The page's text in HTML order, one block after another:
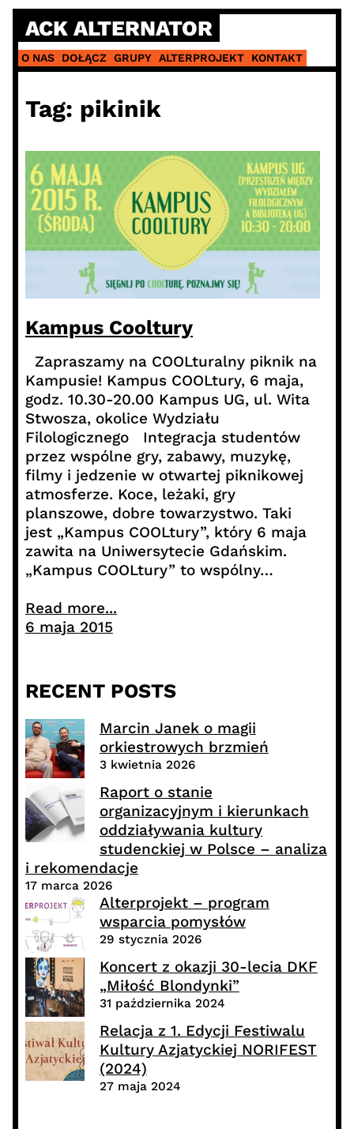
Skip
content
ACK ALTERNATOR
O NAS DOŁĄCZ GRUPY ALTERPROJEKT KONTAKT
Tag: pikinik
Kampus Cooltury
Zapraszamy na COOLturalny piknik na
Kampusie! Kampus COOLtury, 6 maja,
godz. 10.30-20.00 Kampus UG, ul. Wita
Stwosza, okolice Wydziału
Filologicznego Integracja studentów
przez wspólne gry, zabawy, muzykę,
filmy i jedzenie w otwartej piknikowej
atmosferze. Koce, leżaki, gry
planszowe, dobre towarzystwo. Taki
jest „Kampus COOLtury”, który 6 maja
zawita na Uniwersytecie Gdańskim.
„Kampus COOLtury” to wspólny…
Read more...
6 maja 2015
RECENT POSTS
Marcin Janek o magii
orkiestrowych brzmień
3 kwietnia 2026
Raport o stanie
organizacyjnym i kierunkach
oddziaływania kultury
studenckiej w Polsce – analiza
i rekomendacje
17 marca 2026
Alterprojekt – program
wsparcia pomysłów
29 stycznia 2026
Koncert z okazji 30-lecia DKF
„Miłość Blondynki”
31 października 2024
Relacja z 1. Edycji Festiwalu
Kultury Azjatyckiej NORIFEST
(2024)
27 maja 2024